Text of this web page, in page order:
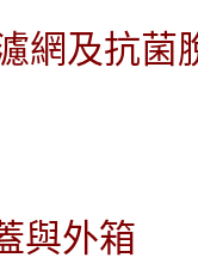
網及抗菌
與外箱